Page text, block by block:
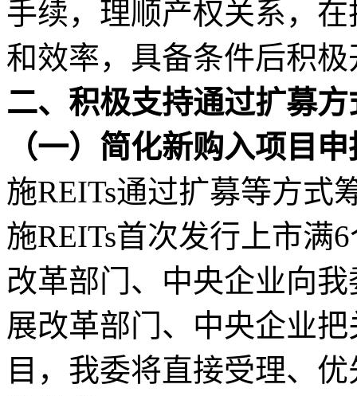
手续，理顺产权关系，
和效率，具备条件后积
二、积极支持通过扩募
（一）简化新购入项目
施REITs通过扩募等方式
施REITs首次发行上市满
改革部门、中央企业向
展改革部门、中央企业
目，我委将直接受理、